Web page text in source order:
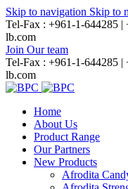
Skip to navigation Skip to
Tel-Fax : +961-1-644285 |
lb.com
Join Our team
Tel-Fax : +961-1-644285 |
lb.com
Home
About Us
Product Range
Our Partners
New Products
Afrodita